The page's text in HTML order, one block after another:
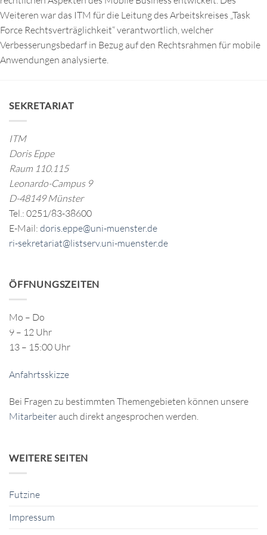
Weiteren war das ITM für die Leitung des Arbeitskreises „Task
Force Rechtsverträglichkeit“ verantwortlich, welcher
Verbesserungsbedarf in Bezug auf den Rechtsrahmen für mobile
Anwendungen analysierte.
SEKRETARIAT
ITM
Doris Eppe
Raum 110.115
Leonardo-Campus 9
D-48149 Münster
Tel.: 0251/83-38600
E-Mail: doris.eppe@uni-muenster.de
ri-sekretariat@listserv.uni-muenster.de
ÖFFNUNGSZEITEN
Mo – Do
9 – 12 Uhr
13 – 15:00 Uhr
Anfahrtsskizze
Bei Fragen zu bestimmten Themengebieten können unsere
Mitarbeiter auch direkt angesprochen werden.
WEITERE SEITEN
Futzine
Impressum